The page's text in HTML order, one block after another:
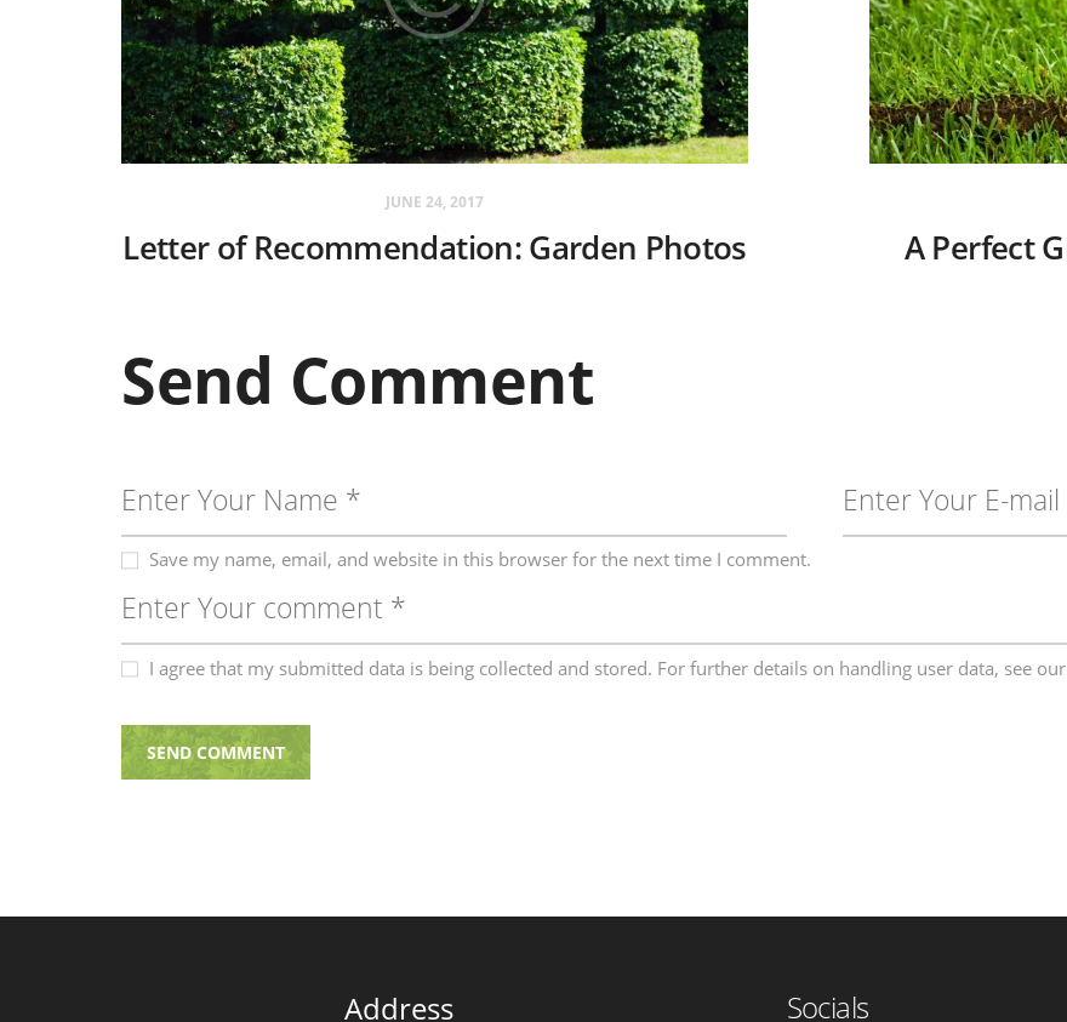
JUNE 24, 2017
Letter of Recommendation: Garden Photos A Perfect
Send Comment
Save my name, email, and website in this browser for the next time I comment.
I agree that my submitted data is being collected and stored. For further details on handling user data, see our
Address Socials